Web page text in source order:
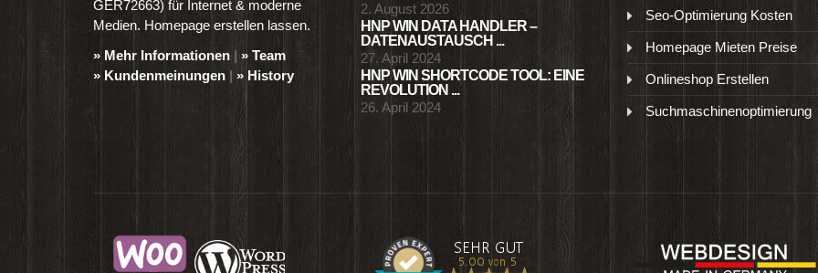
GER72663) für Internet & moderne
Medien. Homepage erstellen lassen.
» Mehr Informationen | » Team
» Kundenmeinungen | » History
2. August 2026
HNP WIN DATA HANDLER –
DATENAUSTAUSCH ...
27. April 2024
HNP WIN SHORTCODE TOOL: EINE
REVOLUTION ...
26. April 2024
Seo-Optimierung Kosten
Homepage Mieten Preise
Onlineshop Erstellen
Suchmaschinenoptimierung